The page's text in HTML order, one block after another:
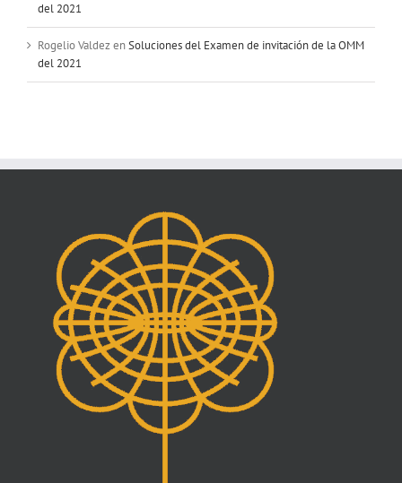
del 2021
Rogelio ValdezenSoluciones del Examen de invitación de la OMM
del 2021